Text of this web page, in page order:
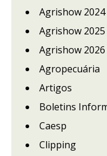
Agrishow 2024
Agrishow 2025
Agrishow 2026
Agropecuária
Artigos
Boletins
Caesp
Clipping